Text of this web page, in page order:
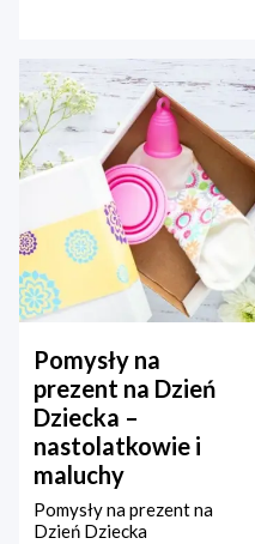
Pomysły na
prezent na Dzień
Dziecka –
nastolatkowie i
maluchy
Pomysły na prezent na
Dzień Dziecka